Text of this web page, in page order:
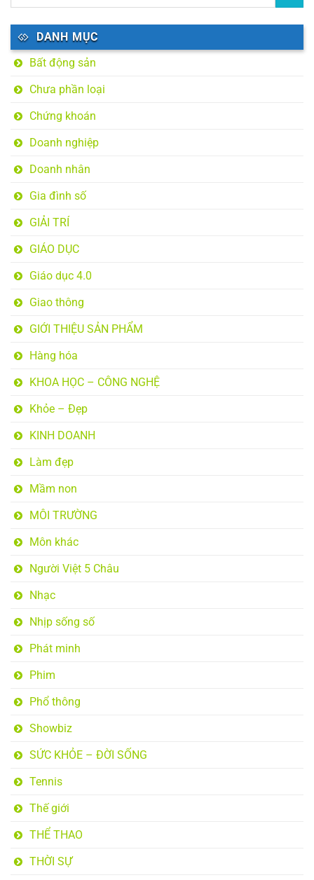
DANH MỤC
Bất động sản
Chưa phần loại
Chứng khoán
Doanh nghiệp
Doanh nhân
Gia đình số
GIẢI TRÍ
GIÁO DỤC
Giáo dục 4.0
Giao thông
GIỚI THIỆU SẢN PHẨM
Hàng hóa
KHOA HỌC – CÔNG NGHỆ
Khỏe – Đẹp
KINH DOANH
Làm đẹp
Mầm non
MÔI TRƯỜNG
Môn khác
Người Việt 5 Châu
Nhạc
Nhịp sống số
Phát minh
Phim
Phổ thông
Showbiz
SỨC KHỎE – ĐỜI SỐNG
Tennis
Thế giới
THỂ THAO
THỜI SỰ